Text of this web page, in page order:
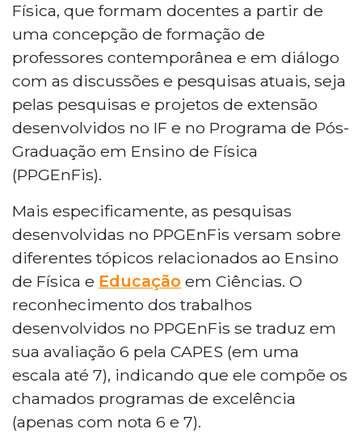
Física, que formam docentes a partir de
uma concepção de formação de
professores contemporânea e em diálogo
com as discussões e pesquisas atuais, seja
pelas pesquisas e projetos de extensão
desenvolvidos no IF e no Programa de Pós-
Graduação em Ensino de Física
(PPGEnFis).
Mais especificamente, as pesquisas
desenvolvidas no PPGEnFis versam sobre
diferentes tópicos relacionados ao Ensino
de Física e Educação em Ciências. O
reconhecimento dos trabalhos
desenvolvidos no PPGEnFis se traduz em
sua avaliação 6 pela CAPES (em uma
escala até 7), indicando que ele compõe os
chamados programas de excelência
(apenas com nota 6 e 7).